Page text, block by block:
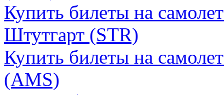
Купить билеты на
Штутгарт (STR)
Купить билеты на
(AMS)